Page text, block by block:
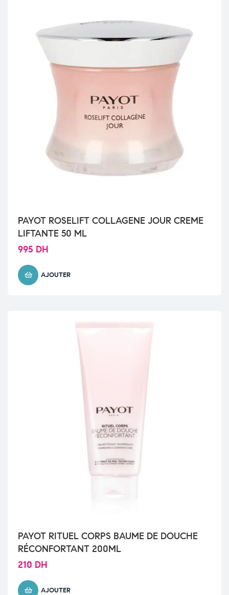
PAYOT ROSELIFT COLLAGENE JOUR CREME
LIFTANTE 50 ML
995 DH
AJOUTER
PAYOT RITUEL CORPS BAUME DE DOUCHE
RÉCONFORTANT 200ML
210 DH
AJOUTER